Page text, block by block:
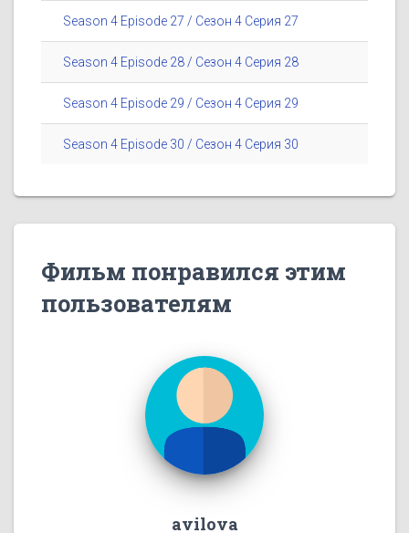
Season 4 Episode 27 / Сезон 4 Серия 27
Season 4 Episode 28 / Сезон 4 Серия 28
Season 4 Episode 29 / Сезон 4 Серия 29
Season 4 Episode 30 / Сезон 4 Серия 30
Фильм понравился этим
пользователям
avilova